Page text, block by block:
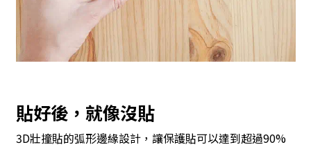
貼好後，就像沒貼
3D壯撞貼的弧形邊緣設計，讓保護貼可以達到超過90%